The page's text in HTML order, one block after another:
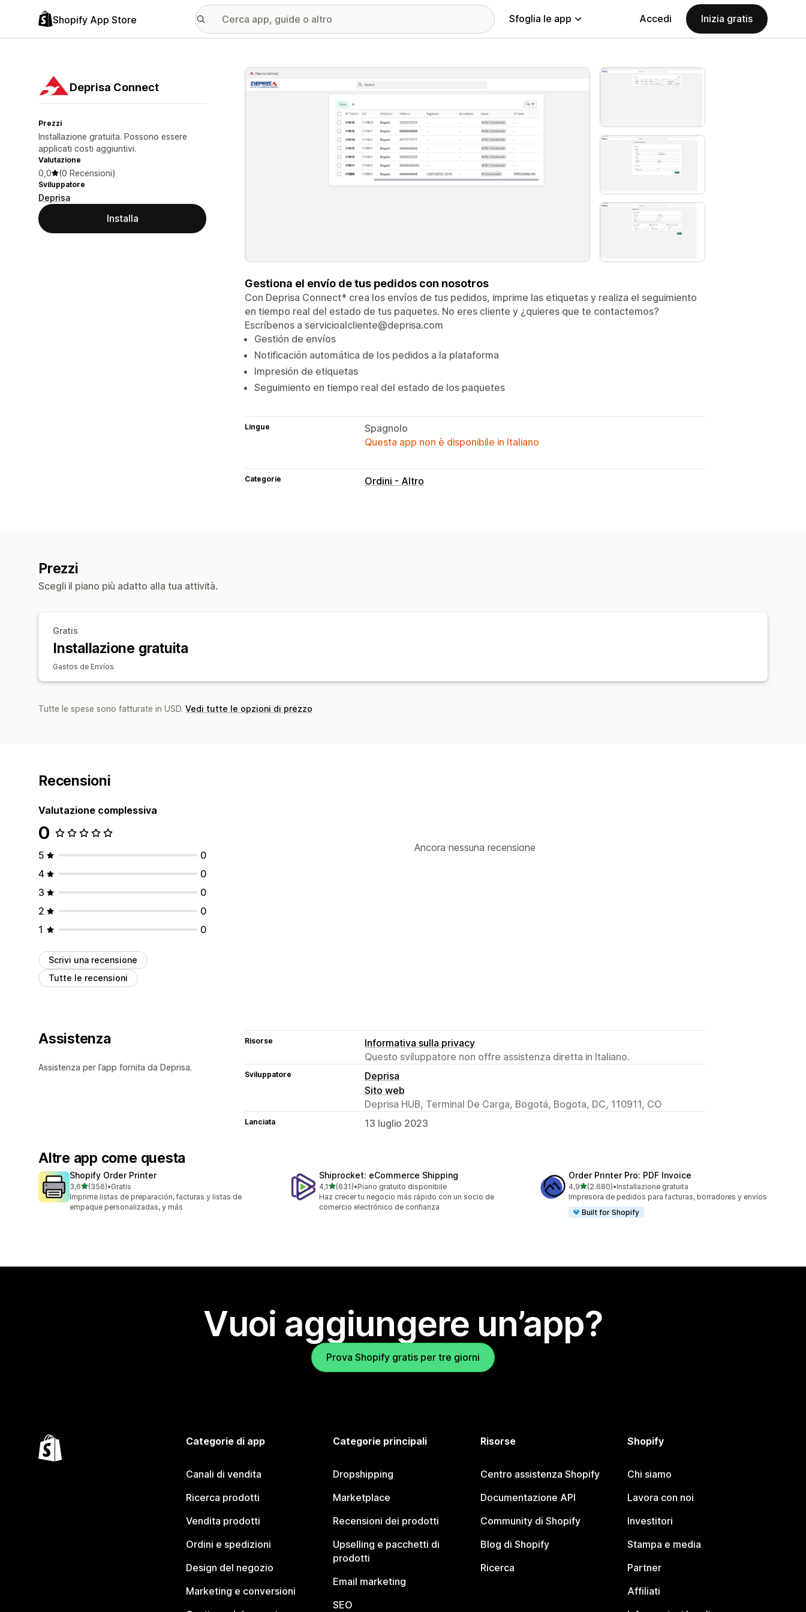
Shopify App Store Sfoglia le app Accedi Inizia gratis
Deprisa Connect
Prezzi
Installazione gratuita. Possono essere
applicati costi aggiuntivi.
Valutazione
0,0 (0 Recensioni)
Sviluppatore
Deprisa
Installa
Galleria immagini in evidenza
Gestiona el envío de tus pedidos con nosotros
Con Deprisa Connect* crea los envíos de tus pedidos, imprime las etiquetas y realiza el seguimiento
en tiempo real del estado de tus paquetes. No eres cliente y ¿quieres que te contactemos?
Escríbenos a servicioalcliente@deprisa.com
Gestión de envíos
Notificación automática de los pedidos a la plataforma
Impresión de etiquetas
Seguimiento en tiempo real del estado de los paquetes
Lingue
Spagnolo
Questa app non è disponibile in Italiano
Categorie Ordini - Altro
Prezzi
Scegli il piano più adatto alla tua attività.
Gratis
Installazione gratuita
Gastos de Envíos
Tutte le spese sono fatturate in USD. Vedi tutte le opzioni di prezzo
Recensioni
Valutazione complessiva
0
5
0
4
0
3
0
2
0
1
0
Scrivi una recensione
Tutte le recensioni
Ancora nessuna recensione
Assistenza
Assistenza per l’app fornita da Deprisa.
Risorse
Informativa sulla privacy
Questo sviluppatore non offre assistenza diretta in Italiano.
Sviluppatore
Deprisa
Sito web
Deprisa HUB, Terminal De Carga, Bogotá, Bogota, DC, 110911, CO
Lanciata 13 luglio 2023
Altre app come questa
Shopify Order Printer
3,6stelle su 5
(356)
356 recensioni totali
•Gratis
Imprime listas de preparación, facturas y listas de
empaque personalizadas, y más
Shiprocket: eCommerce Shipping
4,1stelle su 5
(631)
631 recensioni totali
•Piano gratuito disponibile
Haz crecer tu negocio más rápido con un socio de
comercio electrónico de confianza
Order Printer Pro: PDF Invoice
4,9stelle su 5
(2.680)
2680 recensioni totali
•Installazione gratuita
Impresora de pedidos para facturas, borradores y envíos
Built for Shopify
Vuoi aggiungere un’app?
Prova Shopify gratis per tre giorni
Categorie di app
Canali di vendita
Ricerca prodotti
Vendita prodotti
Ordini e spedizioni
Design del negozio
Marketing e conversioni
Categorie principali
Dropshipping
Marketplace
Recensioni dei prodotti
Upselling e pacchetti di
prodotti
Email marketing
SEO
Risorse
Centro assistenza Shopify
Documentazione API
Community di Shopify
Blog di Shopify
Ricerca
Shopify
Chi siamo
Lavora con noi
Investitori
Stampa e media
Partner
Affiliati